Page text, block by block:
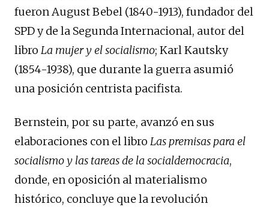
fueron August Bebel (1840-1913), fundador del
SPD y de la Segunda Internacional, autor del
libro La mujer y el socialismo; Karl Kautsky
(1854-1938), que durante la guerra asumió
una posición centrista pacifista.
Bernstein, por su parte, avanzó en sus
elaboraciones con el libro Las premisas para el
socialismo y las tareas de la socialdemocracia,
donde, en oposición al materialismo
histórico, concluye que la revolución